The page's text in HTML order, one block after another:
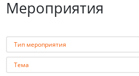
Мероприятия